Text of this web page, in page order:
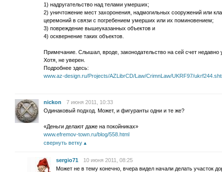
1) надругательство над телами умерших;
2) уничтожение мест захоронения, надмогильных сооружений или
церемоний в связи с погребением умерших или их поминовением;
3) повреждение вышеуказанных объектов и
4) осквернение таких объектов.
Примечание. Слышал, вроде, законодательство на сей счет недавно
Хотя, не уверен.
Подробнее здесь:
www.az-design.ru/Projects/AZLibrCD/Law/CrimnLaw/UKRF97/
nickon
7 июня 2011, 10:33
Одинаковый подход. Может, и фигуранты одни и те же?
«Деньги делают даже на покойниках»
www.efremov-town.ru/blog/558.html
свернуть ветку
sergio71
10 июня 2011, 08:25
Может не в тему конечно, вчера видел начали делать участок